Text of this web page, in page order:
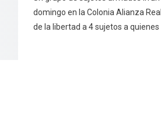
domingo en la Colonia Alianza
de la libertad a 4 sujetos a